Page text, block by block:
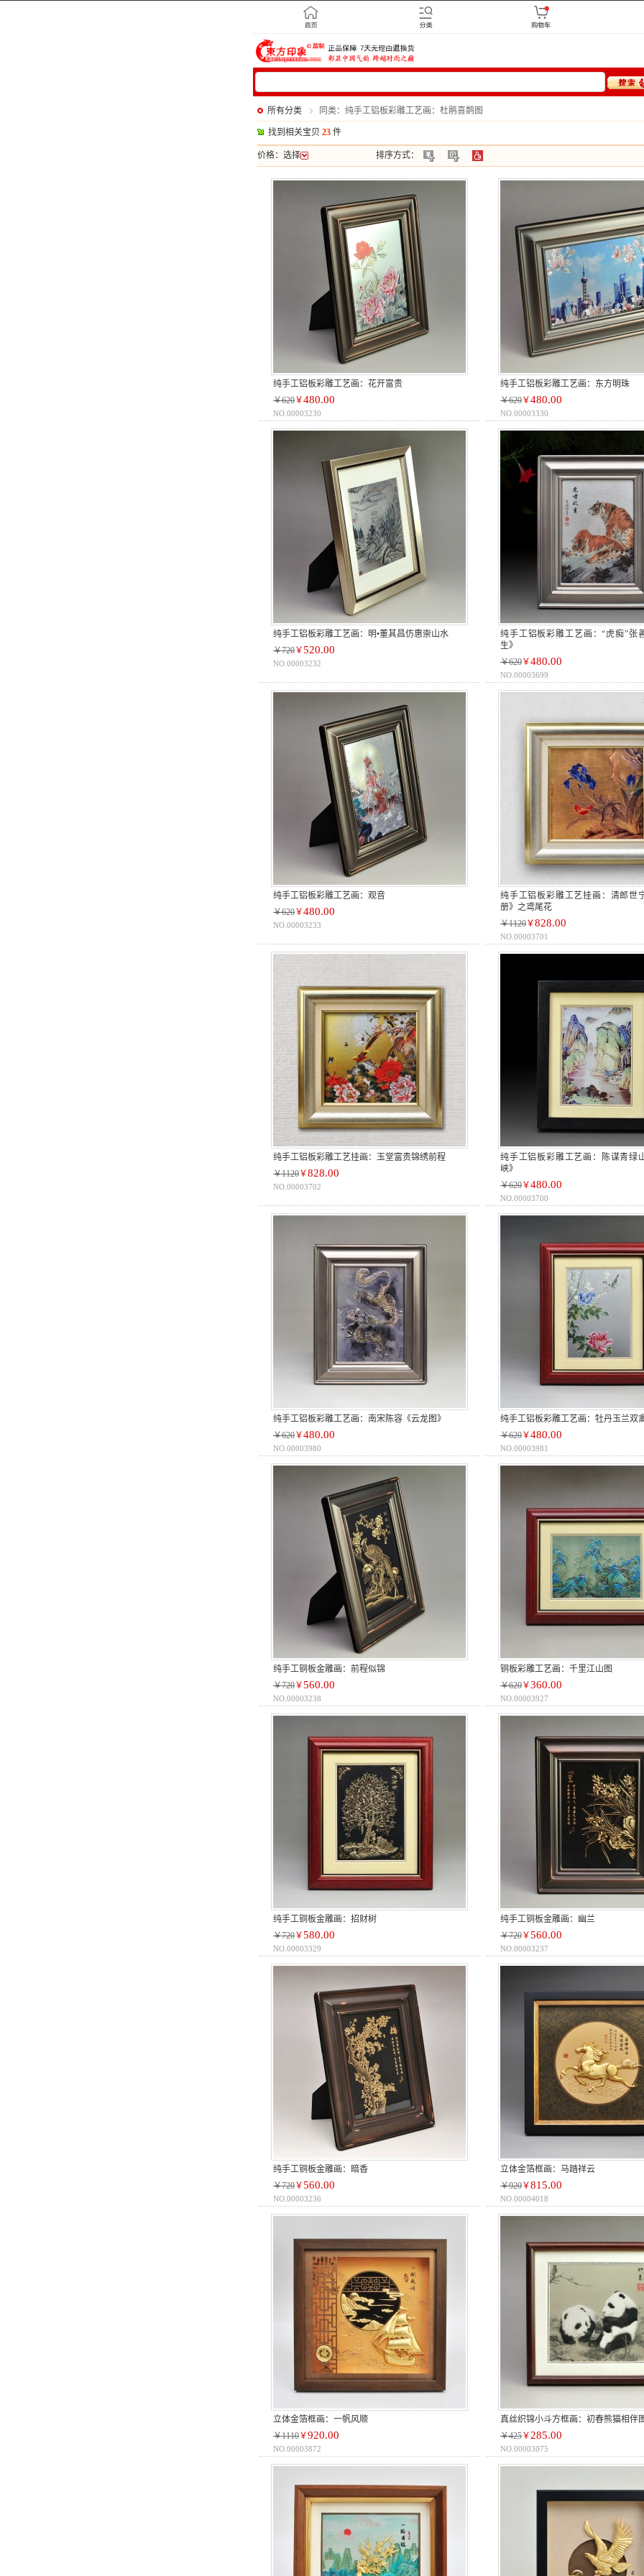
所有分类 同类：纯手工铝板彩雕工艺画：杜鹃喜鹊图
找到相关宝贝 23 件
价格： 选择 排序方式：
纯手工铝板彩雕工艺画：花开富贵
￥620￥480.00
NO.00003230
纯手工铝板彩雕工艺画：东方明珠
￥620￥480.00
NO.00003330
纯手工铝板彩雕工艺画：明•董其昌仿惠崇山水
￥720￥520.00
NO.00003232
纯手工铝板彩雕工艺画：“虎痴”张
生》
￥620￥480.00
NO.00003699
纯手工铝板彩雕工艺画：观音
￥620￥480.00
NO.00003233
纯手工铝板彩雕工艺挂画：清郎世
册》之鸢尾花
￥1120￥828.00
NO.00003701
纯手工铝板彩雕工艺挂画：玉堂富贵锦绣前程
￥1120￥828.00
NO.00003702
纯手工铝板彩雕工艺画：陈谋青绿
峡》
￥620￥480.00
NO.00003700
纯手工铝板彩雕工艺画：南宋陈容《云龙图》
￥620￥480.00
NO.00003980
纯手工铝板彩雕工艺画：牡丹玉兰双
￥620￥480.00
NO.00003981
纯手工铜板金雕画：前程似锦
￥720￥560.00
NO.00003238
铜板彩雕工艺画：千里江山图
￥620￥360.00
NO.00003927
纯手工铜板金雕画：招财树
￥720￥580.00
NO.00003329
纯手工铜板金雕画：幽兰
￥720￥560.00
NO.00003237
纯手工铜板金雕画：暗香
￥720￥560.00
NO.00003236
立体金箔框画：马踏祥云
￥920￥815.00
NO.00004018
立体金箔框画：一帆风顺
￥1110￥920.00
NO.00003872
真丝织锦小斗方框画：初春熊猫相伴
￥425￥ 285.00
NO.00003075